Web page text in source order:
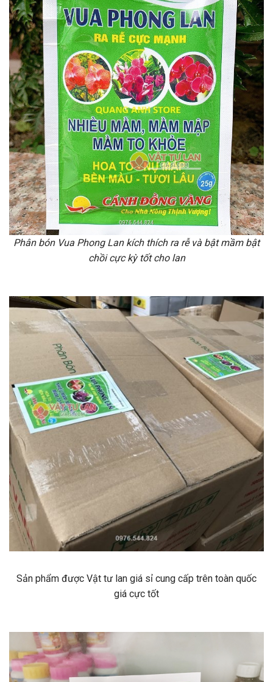
Phân bón Vua Phong Lan kích thích ra rễ và bật mầm bật
chồi cực kỳ tốt cho lan
Sản phẩm được Vật tư lan giá sỉ cung cấp trên toàn quốc
giá cực tốt